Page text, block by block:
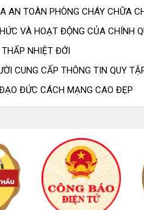
AN TOÀN PHÒNG CHÁY CHỮA
VÀ HOẠT ĐỘNG CỦA CHÍNH
NHIỆT ĐỚI
CUNG CẤP THÔNG TIN QUY
ĐỨC CÁCH MẠNG CAO ĐẸP